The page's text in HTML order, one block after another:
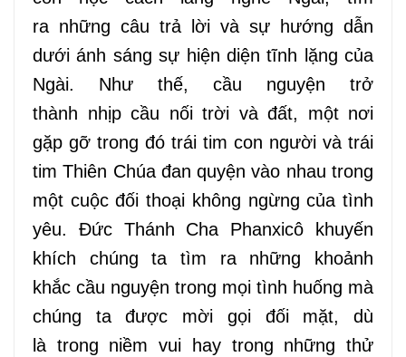
ra những câu trả lời và sự hướng dẫn
dưới ánh sáng sự hiện diệntĩnh lặng của
Ngài. Như thế, cầu nguyện trở
thành nhịp cầu nối trời và đất, một nơi
gặp gỡ trong đó trái tim con người và trái
tim Thiên Chúa đanquyện vào nhau trong
một cuộc đối thoại không ngừng của tình
yêu. Đức Thánh Cha Phanxicô khuyến
khích chúng ta tìm ra những khoảnh
khắc cầu nguyện trong mọi tình huống mà
chúng ta được mời gọi đối mặt, dù
là trong niềm vui hay trong nhữngthử